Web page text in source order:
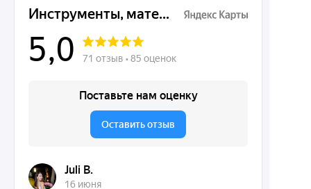
Dentins.ru
Акции
Доставка и контакты
Политика конфиденциальности
Карта сайта